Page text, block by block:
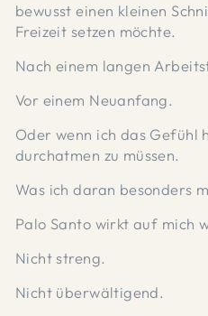
bewusst einen kleinen
Freizeit setzen möchte.
Nach einem langen
Vor einem Neuanfang.
Oder wenn ich das Gefühl
durchatmen zu müssen.
Was ich daran besonders
Palo Santo wirkt auf mich
Nicht streng.
Nicht überwältigend.